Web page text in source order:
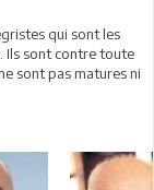
qui sont les
Ils sont contre toute
sont pas matures ni